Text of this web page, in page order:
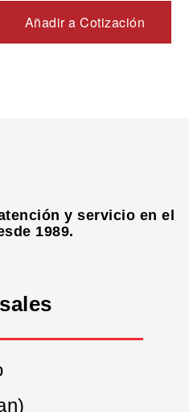
Añadir a Cotización
y servicio en el
1989.